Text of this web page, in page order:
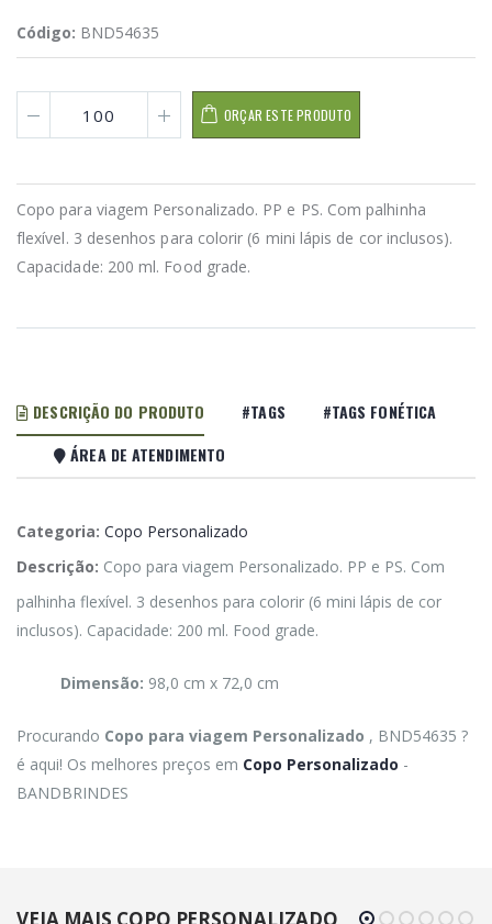
Código: BND54635
ORÇAR ESTE PRODUTO
Copo para viagem Personalizado. PP e PS. Com palhinha
flexível. 3 desenhos para colorir (6 mini lápis de cor inclusos).
Capacidade: 200 ml. Food grade.
DESCRIÇÃO DO PRODUTO #TAGS
#TAGS FONÉTICA
ÁREA DE ATENDIMENTO
Categoria: Copo Personalizado
Descrição: Copo para viagem Personalizado. PP e PS. Com
palhinha flexível. 3 desenhos para colorir (6 mini lápis de cor
inclusos). Capacidade: 200 ml. Food grade.
Dimensão: 98,0 cm x 72,0 cm
Procurando Copo para viagem Personalizado , BND54635 ?
é aqui! Os melhores preços em Copo Personalizado -
BANDBRINDES